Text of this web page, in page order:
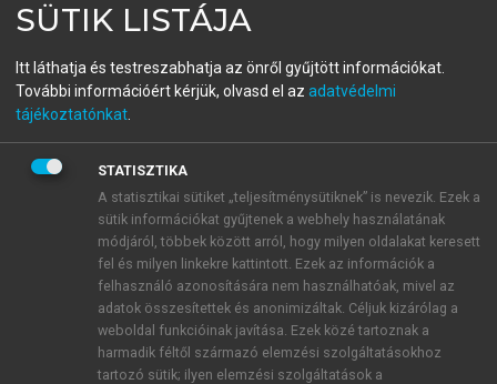
fiókoddal,vagy hozz létre új fiókot.
A regisztráció után apróbaidőszakautomatikusan
BELÉPÉS SAJÁT FIÓKKAL
ÚJ FIÓK LÉTREHOZÁSA
1 óra díjmentes hozzáférés
E-MAIL-CÍM
SÜTIK LISTÁJA
Itt láthatja és testreszabhatja az önről gyűjtött információkat.
További információért kérjük, olvasd el az adatvédelmi
tájékoztatónkat
STATISZTIKA
A statisztikai sütiket „teljesítménysütiknek” is nevezik. Ezek a
sütik információkat gyűjtenek a webhely használatának
módjáról, többek között arról, hogy milyen oldalakat keresett
fel és milyen linkekre kattintott. Ezek az információk a
felhasználó azonosítására nem használhatóak, mivel az
adatok összesítettek és anonimizáltak. Céljuk kizárólag a
weboldal funkcióinak javítása. Ezek közé tartoznak a
harmadik féltől származó elemzési szolgáltatásokhoz
tartozó sütik; ilyen elemzési szolgáltatások a